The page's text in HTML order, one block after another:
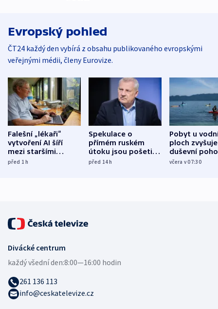
Evropský pohled
ČT24 každý den vybírá z obsahu publikovaného evropskými
veřejnými médii, členy Eurovize.
Falešní „lékaři“
vytvoření AI šíří
mezi staršími
Poláky nebezpečné
před 1h
Spekulace o
přímém ruském
útoku jsou pošetilé,
míní estonský
před 14h
Pobyt u
ploch zvyšuje
duševní
ukázala
včera v 07:30
Divácké centrum
každý všední den:8:00—16:00 hodin
261 136 113
info@ceskatelevize.cz